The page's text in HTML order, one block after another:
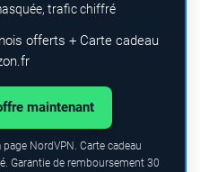
trafic chiffré
offerts + Carte cadeau
maintenant
NordVPN. Carte cadeau
Garantie de remboursement 30